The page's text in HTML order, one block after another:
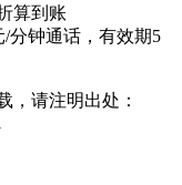
算到账
/分钟通话，有效期5
，请注明出处：